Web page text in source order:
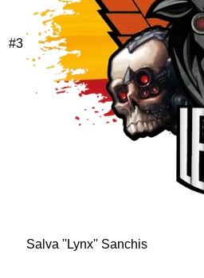
#3
Salva ''Lynx'' Sanchis